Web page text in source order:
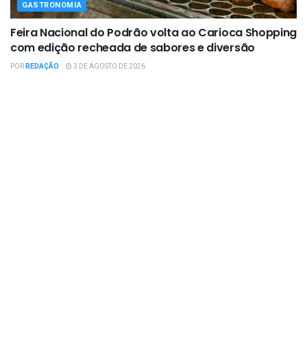
GASTRONOMIA
Feira Nacional do Podrão volta ao Carioca Shopping
com edição recheada de sabores e diversão
PORREDAÇÃO 3 DE AGOSTO DE 2026